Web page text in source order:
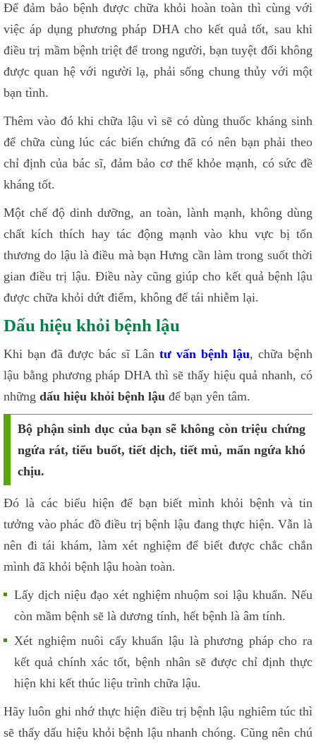
Để đảm bảo bệnh được chữa khỏi hoàn toàn thì cùng với
việc áp dụng phương pháp DHA cho kết quả tốt, sau khi
điều trị mầm bệnh triệt để trong người, bạn tuyệt đối không
được quan hệ với người lạ, phải sống chung thủy với một
bạn tình.
Thêm vào đó khi chữa lậu vì sẽ có dùng thuốc kháng sinh
để chữa cùng lúc các biến chứng đã có nên bạn phải theo
chỉ định của bác sĩ, đảm bảo cơ thể khỏe mạnh, có sức đề
kháng tốt.
Một chế độ dinh dưỡng, an toàn, lành mạnh, không dùng
chất kích thích hay tác động mạnh vào khu vực bị tổn
thương do lậu là điều mà bạn Hưng cần làm trong suốt thời
gian điều trị lậu. Điều này cũng giúp cho kết quả bệnh lậu
được chữa khỏi dứt điểm, không để tái nhiễm lại.
Dấu hiệu khỏi bệnh lậu
Khi bạn đã được bác sĩ Lân tư vấn bệnh lậu, chữa bệnh
lậu bằng phương pháp DHA thì sẽ thấy hiệu quả nhanh, có
những dấu hiệu khỏi bệnh lậu để bạn yên tâm.
Bộ phận sinh dục của bạn sẽ không còn triệu chứng
ngứa rát, tiểu buốt, tiết dịch, tiết mủ, mẩn ngứa khó
chịu.
Đó là các biểu hiện để bạn biết mình khỏi bệnh và tin
tưởng vào phác đồ điều trị bệnh lậu đang thực hiện. Vẫn là
nên đi tái khám, làm xét nghiệm để biết được chắc chắn
mình đã khỏi bệnh lậu hoàn toàn.
Lấy dịch niệu đạo xét nghiệm nhuộm soi lậu khuẩn. Nếu
còn mầm bệnh sẽ là dương tính, hết bệnh là âm tính.
Xét nghiệm nuôi cấy khuẩn lậu là phương pháp cho ra
kết quả chính xác tốt, bệnh nhân sẽ được chỉ định thực
hiện khi kết thúc liệu trình chữa lậu.
Hãy luôn ghi nhớ thực hiện điều trị bệnh lậu nghiêm túc thì
sẽ thấy dấu hiệu khỏi bệnh lậu nhanh chóng. Cũng nên chú